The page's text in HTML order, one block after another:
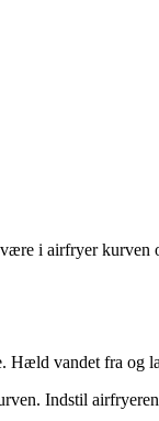
i airfryer kurven
Hæld vandet fra og
Indstil